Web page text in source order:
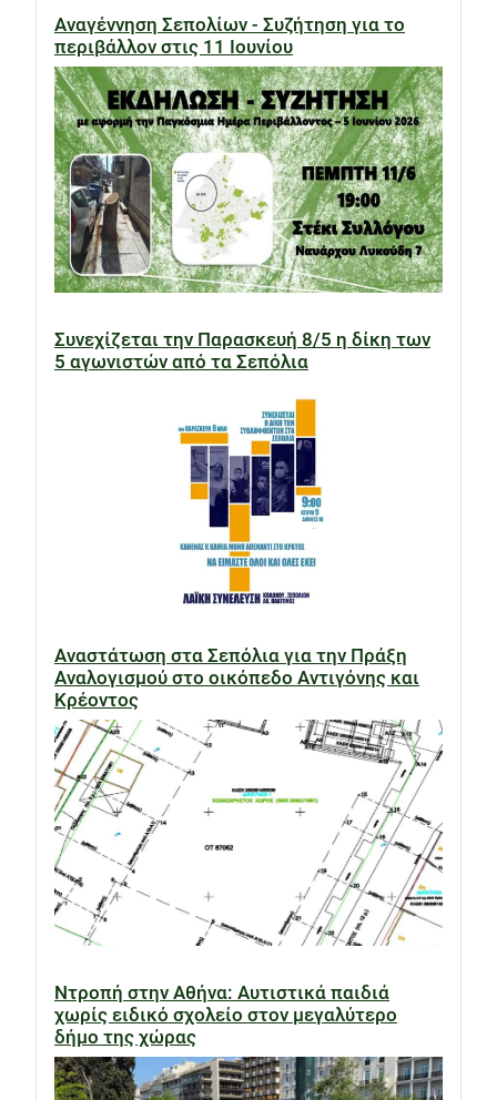
Αναγέννηση Σεπολίων - Συζήτηση για το
περιβάλλον στις 11 Ιουνίου
Συνεχίζεται την Παρασκευή 8/5 η δίκη των
5 αγωνιστών από τα Σεπόλια
Αναστάτωση στα Σεπόλια για την Πράξη
Αναλογισμού στο οικόπεδο Αντιγόνης και
Κρέοντος
Ντροπή στην Αθήνα: Αυτιστικά παιδιά
χωρίς ειδικό σχολείο στον μεγαλύτερο
δήμο της χώρας